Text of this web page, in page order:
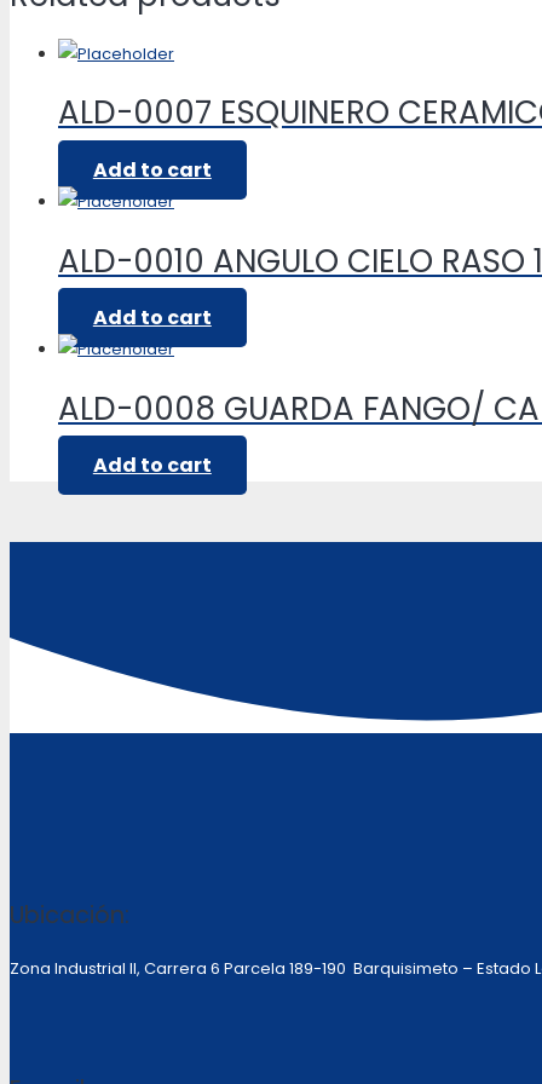
ALD-0007 ESQUINERO
Add to cart
ALD-0010 ANGULO CIELO
Add to cart
ALD-0008 GUARDA FANGO/
Add to cart
Ubicación:
Zona Industrial II, Carrera 6 Parcela 189-190 Barquisimeto – Estado